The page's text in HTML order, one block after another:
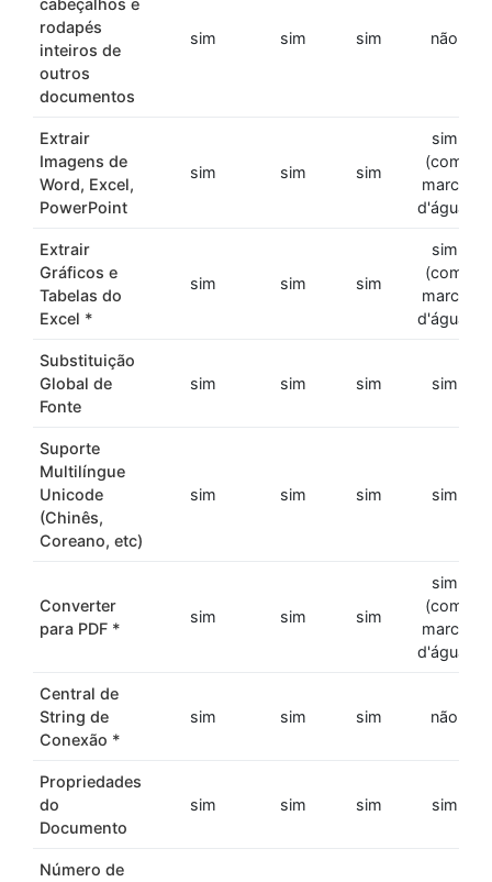
cabeçalhos e
rodapés
inteiros de
outros
documentos
sim sim sim não
Extrair
Imagens de
Word, Excel,
PowerPoint
sim sim sim
sim
(com
marca
d'água)
Extrair
Gráficos e
Tabelas do
Excel *
sim sim sim
sim
(com
marca
d'água)
Substituição
Global de
Fonte
sim sim sim sim
Suporte
Multilíngue
Unicode
(Chinês,
Coreano, etc)
sim sim sim sim
Converter
para PDF *
sim sim sim
sim
(com
marca
d'água)
Central de
String de
Conexão *
sim sim sim não
Propriedades
do
Documento
sim sim sim sim
Número de